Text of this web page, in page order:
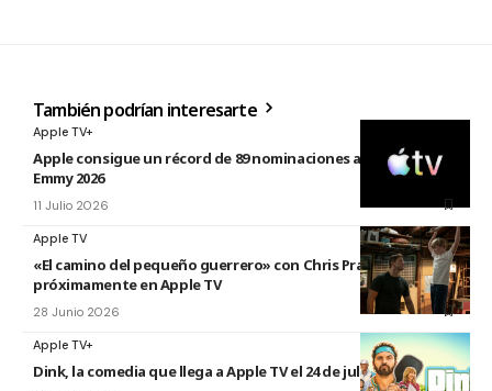
También podrían interesarte
Apple TV+
Apple consigue un récord de 89 nominaciones a los premios
Emmy 2026
11 Julio 2026
Apple TV
«El camino del pequeño guerrero» con Chris Pratt
próximamente en Apple TV
28 Junio 2026
Apple TV+
Dink, la comedia que llega a Apple TV el 24 de julio